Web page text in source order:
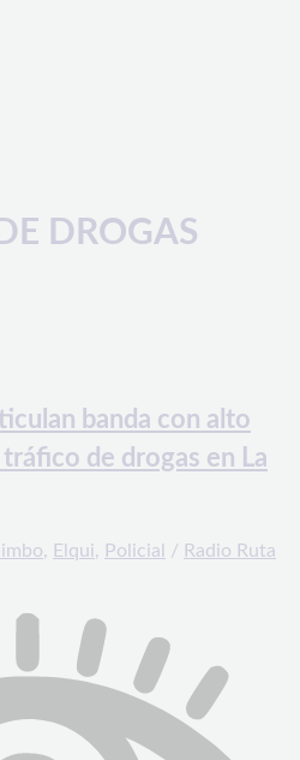
DROGAS
banda con alto
de drogas en La
, Elqui, Policial / Radio Ruta